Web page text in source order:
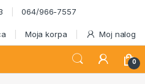
064/966-7557
Moja korpa Moj nalog
0